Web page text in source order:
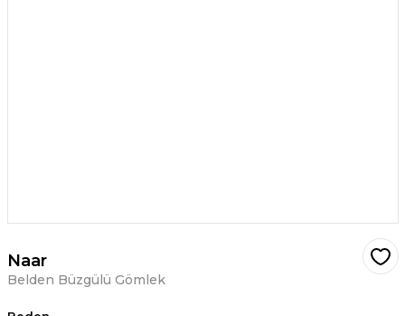
Naar
Belden Büzgülü Gömlek